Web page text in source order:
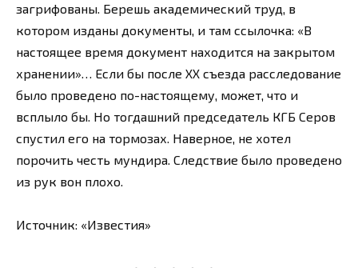
загрифованы. Берешь академический труд, в
котором изданы документы, и там ссылочка: «В
настоящее время документ находится на закрытом
хранении»… Если бы после ХХ съезда расследование
было проведено по-настоящему, может, что и
всплыло бы. Но тогдашний председатель КГБ Серов
спустил его на тормозах. Наверное, не хотел
порочить честь мундира. Следствие было проведено
из рук вон плохо.
Источник: «Известия»